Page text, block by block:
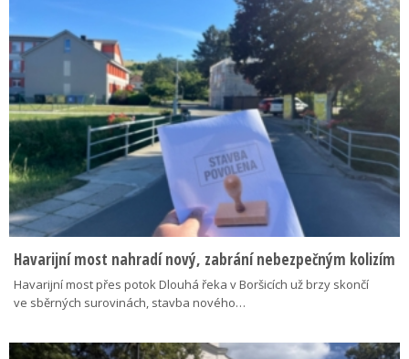
Havarijní most nahradí nový, zabrání nebezpečným kolizím
Havarijní most přes potok Dlouhá řeka v Boršicích už brzy skončí
ve sběrných surovinách, stavba nového…